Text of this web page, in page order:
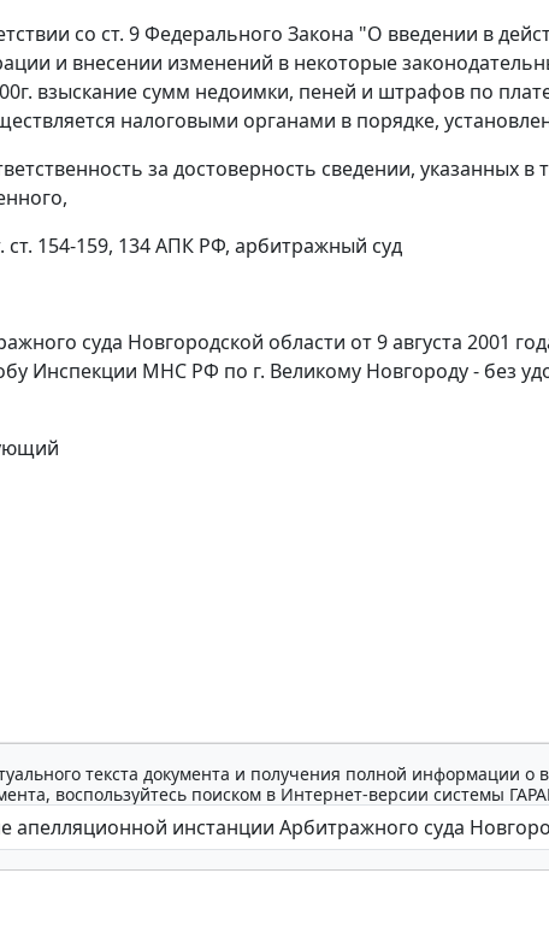
со ст. 9Федерального Закона "О введении в
и внесении изменений в некоторые
взыскание сумм недоимки, пеней и штрафов по
налоговыми органами в порядке,
за достоверность сведении, указанных
ст. 154-159, 134АПК РФ, арбитражный суд
суда Новгородской области от 9 августа 2001
Инспекции МНС РФ по г. Великому Новгороду - без
текста документа и получения полной информации о
воспользуйтесь поиском в Интернет-версии системы